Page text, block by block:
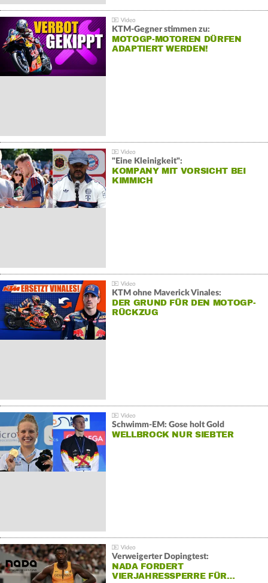
KTM-Gegner stimmen zu:
MOTOGP-MOTOREN DÜRFEN
ADAPTIERT WERDEN!
"Eine Kleinigkeit":
KOMPANY MIT VORSICHT BEI
KIMMICH
KTM ohne Maverick Vinales:
DER GRUND FÜR DEN MOTOGP-
RÜCKZUG
Schwimm-EM: Gose holt Gold
WELLBROCK NUR SIEBTER
Verweigerter Dopingtest:
NADA FORDERT
VIERJAHRESSPERRE FÜR…